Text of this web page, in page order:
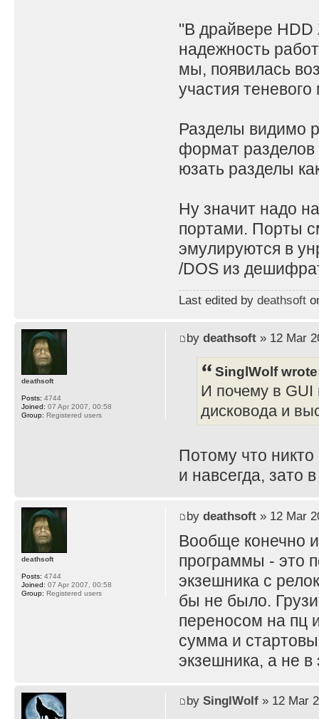
"В драйвере
надежность
мы, появилась
участия
Разделы видимо
формат разделов
юзать разделы
Ну значит надо
портами. Порты
эмулируются в
/DOS из
Last edited by deathsoft
by deathsoft» 12 Mar
SinglWolf
И почему в GUI
дисковода и
Потому что
и навсегда, зато
deathsoft
Posts: 4744
Joined: 07 Apr 2007, 00:58
Group: Registered users
by deathsoft» 12 Mar
Вообще конечно
программы - это
экзешника с
бы не было.
переносом на пц
сумма и
экзешника, а не в
deathsoft
Posts: 4744
Joined: 07 Apr 2007, 00:58
Group: Registered users
by SinglWolf» 12 Mar